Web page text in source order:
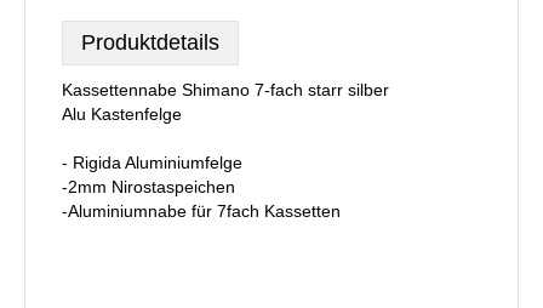
Produktdetails
Kassettennabe Shimano 7-fach starr silber
Alu Kastenfelge
- Rigida Aluminiumfelge
-2mm Nirostaspeichen
-Aluminiumnabe für 7fach Kassetten